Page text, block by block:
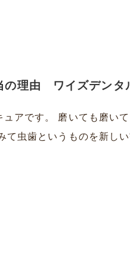
の理由 ワイズデンタ
アです。 磨いても磨い
て虫歯というものを新